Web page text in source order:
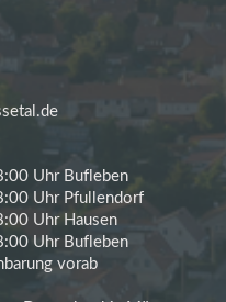
Uhr Bufleben
Uhr Pfullendorf
Uhr Hausen
Uhr Bufleben
vorab